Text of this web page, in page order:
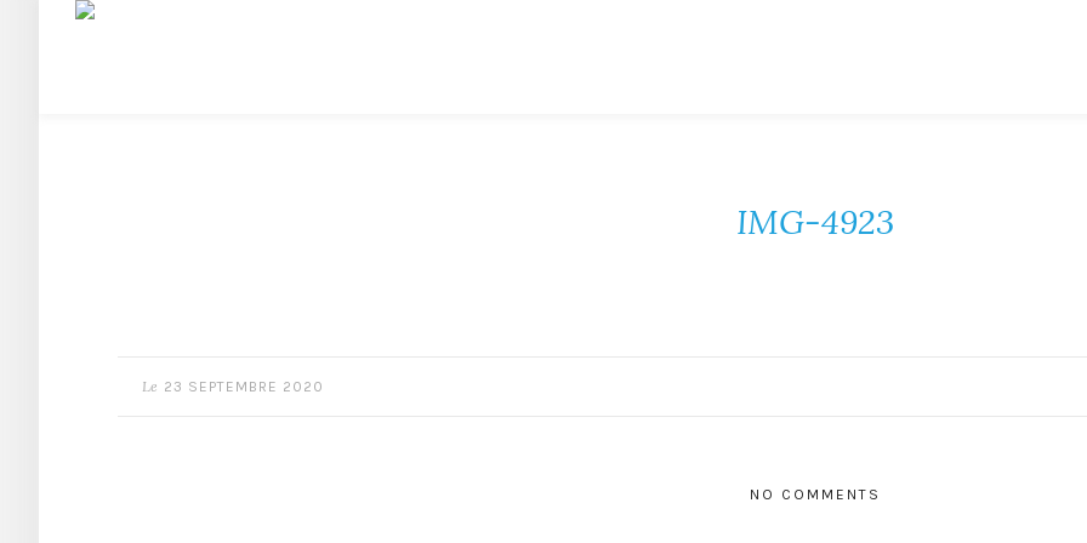
IMG-4923
Le 23 SEPTEMBRE 2020
NO COMMENTS